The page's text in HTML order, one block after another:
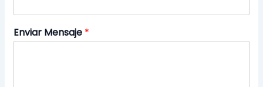
Enviar Mensaje *